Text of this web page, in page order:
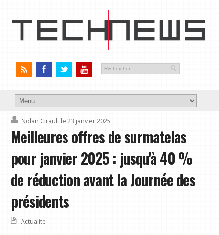
Nolan Girault le 23 janvier 2025
Meilleures offres de surmatelas
pour janvier 2025 : jusqu'à 40 %
de réduction avant la Journée des
présidents
Actualité